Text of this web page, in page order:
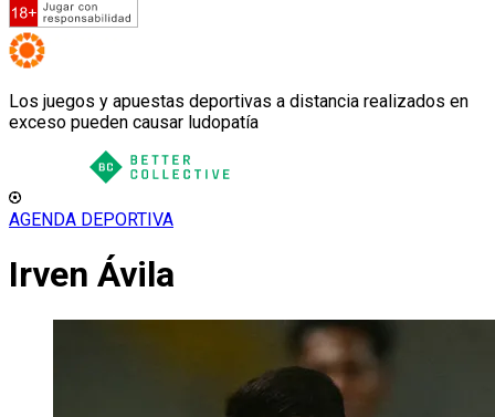
Los juegos y apuestas deportivas a distancia realizados en
exceso pueden causar ludopatía
AGENDA DEPORTIVA
Irven Ávila